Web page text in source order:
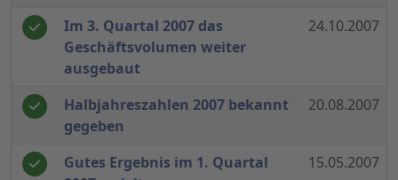
Im 3. Quartal 2007 das
Geschäftsvolumen weiter
ausgebaut
24.10.2007
Halbjahreszahlen 2007 bekannt
gegeben
20.08.2007
Gutes Ergebnis im 1. Quartal
15.05.2007